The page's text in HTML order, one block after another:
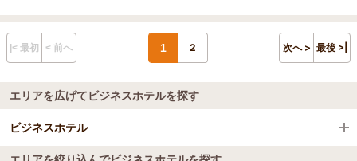
|< 最初 < 前へ 1 2 次へ > 最後 >|
エリアを広げてビジネスホテルを探す
ビジネスホテル